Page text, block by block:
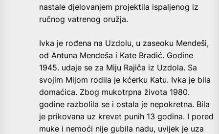
nastale djelovanjem projektila ispaljenog iz
ručnog vatrenog oružja.
Ivka je rođena na Uzdolu, u zaseoku Mendeši,
od Antuna Mendeša i Kate Bradić. Godine
1945. udaje se za Miju Rajiča iz Uzdola. Sa
svojim Mijom rodila je kćerku Katu. Ivka je bila
domaćica. Zbog mukotrpna života 1980.
godine razbolila se i ostala je nepokretna. Bila
je prikovana uz krevet punih 13 godina. I pored
muke i nemoći nije gubila nadu, uvijek je uza